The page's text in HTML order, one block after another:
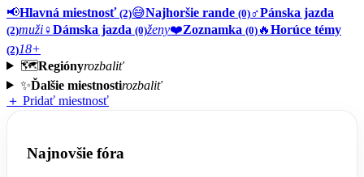
📢Hlavná miestnosť (2)😅Najhoršie rande (0)♂️Pánska jazda
(2)muži♀️Dámska jazda (0)ženy❤️Zoznamka (0) 🔥Horúce témy
(2)18+
🗺️Regiónyrozbaliť
✨Ďalšie miestnostirozbaliť
＋ Pridať miestnosť
Najnovšie fóra